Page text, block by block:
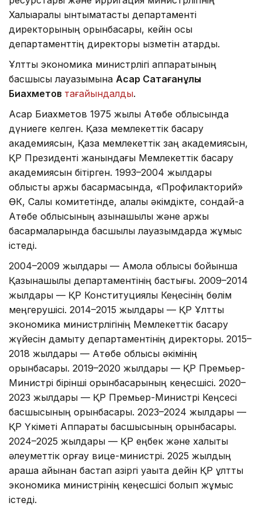
Халықаралық ынтымақтастық департаменті
директорының орынбасары, кейін осы
департаменттің директоры қызметін атқарды.
Ұлттық экономика министрлігі аппаратының
басшысы лауазымына Асқар Сақтағанұлы
Биахметов тағайындалды.
Асқар Биахметов 1975 жылы Ақтөбе облысында
дүниеге келген. Қазақ мемлекеттік басқару
академиясын, Қазақ мемлекеттік заң академиясын,
ҚР Президенті жанындағы Мемлекеттік басқару
академиясын бітірген. 1993–2004 жылдары
облыстық қаржы басқармасында, «Профилакторий»
ӨК, Салық комитетінде, қалалық әкімдікте, сондай-ақ
Ақтөбе облысының қазынашылық және қаржы
басқармаларында басшылық лауазымдарда жұмыс
істеді.
2004–2009 жылдары — Ақмола облысы бойынша
Қазынашылық департаментінің бастығы. 2009–2014
жылдары — ҚР Конституциялық Кеңесінің бөлім
меңгерушісі. 2014–2015 жылдары — ҚР Ұлттық
экономика министрлігінің Мемлекеттік басқару
жүйесін дамыту департаментінің директоры. 2015–
2018 жылдары — Ақтөбе облысы әкімінің
орынбасары. 2019–2020 жылдары — ҚР Премьер-
Министрі бірінші орынбасарының кеңесшісі. 2020–
2023 жылдары — ҚР Премьер-Министрі Кеңсесі
басшысының орынбасары. 2023–2024 жылдары —
ҚР Үкіметі Аппараты басшысының орынбасары.
2024–2025 жылдары — ҚР еңбек және халықты
әлеуметтік қорғау вице-министрі. 2025 жылдың
қараша айынан бастап қазіргі уақытқа дейін ҚР ұлттық
экономика министрінің кеңесшісі болып жұмыс
істеді.